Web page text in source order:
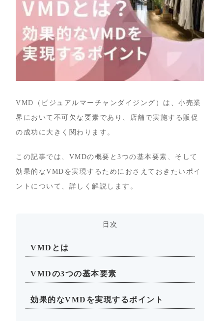
VMD（ビジュアルマーチャンダイジング）は、小売業
界において不可欠な要素であり、店舗で実施する販促
の成功に大きく関わります。
この記事では、VMDの概要と3つの基本要素、そして
効果的なVMDを実現するためにおさえておきたいポイ
ントについて、詳しく解説します。
目次
VMDとは
VMDの3つの基本要素
効果的なVMDを実現するポイント